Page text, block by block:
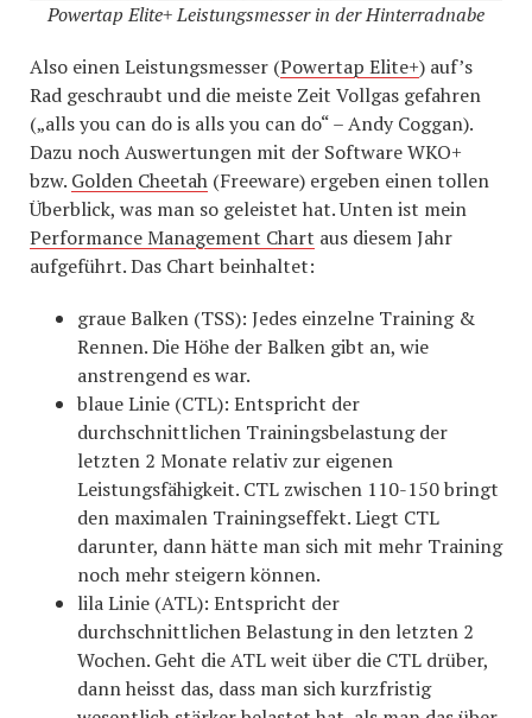
Powertap Elite+ Leistungsmesser in der Hinterradnabe
Also einen Leistungsmesser (Powertap Elite+) auf’s
Rad geschraubt und die meiste Zeit Vollgas gefahren
(„alls you can do is alls you can do“ – Andy Coggan).
Dazu noch Auswertungen mit der Software WKO+
bzw. Golden Cheetah (Freeware) ergeben einen tollen
Überblick, was man so geleistet hat. Unten ist mein
Performance Management Chart aus diesem Jahr
aufgeführt. Das Chart beinhaltet:
graue Balken (TSS): Jedes einzelne Training &
Rennen. Die Höhe der Balken gibt an, wie
anstrengend es war.
blaue Linie (CTL): Entspricht der
durchschnittlichen Trainingsbelastung der
letzten 2 Monate relativ zur eigenen
Leistungsfähigkeit. CTL zwischen 110-150 bringt
den maximalen Trainingseffekt. Liegt CTL
darunter, dann hätte man sich mit mehr Training
noch mehr steigern können.
lila Linie (ATL): Entspricht der
durchschnittlichen Belastung in den letzten 2
Wochen. Geht die ATL weit über die CTL drüber,
dann heisst das, dass man sich kurzfristig